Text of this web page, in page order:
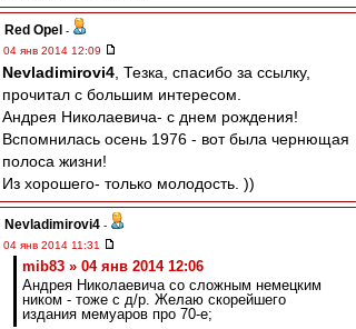
Red Opel -
04 янв 2014 12:09
Nevladimirovi4 , Тезка, спасибо за ссылку,
прочитал с большим интересом.
Андрея Николаевича- с днем рождения!
Вспомнилась осень 1976 - вот была чернющая
полоса жизни!
Из хорошего- только молодость. ))
Nevladimirovi4 -
04 янв 2014 11:31
mib83 » 04 янв 2014 12:06
Андрея Николаевича со сложным немецким
ником - тоже с д/р. Желаю скорейшего
издания мемуаров про 70-е;